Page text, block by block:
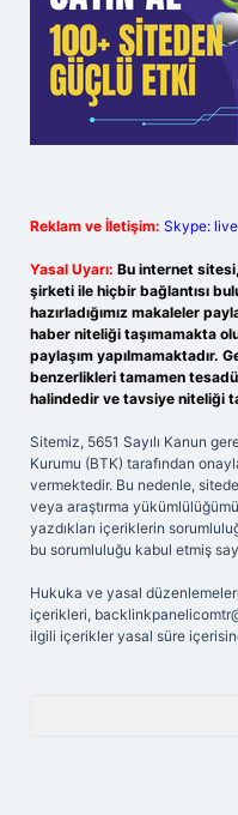
Reklam ve İletişim: Skype:
Yasal Uyarı: Bu internet
şirketi ile hiçbir bağlantısı
hazırladığımız makaleler
haber niteliği taşımamakta
paylaşım yapılmamaktadır.
benzerlikleri tamamen
halindedir ve tavsiye niteliği
Sitemiz, 5651 Sayılı Kanun
Kurumu (BTK) tarafından
vermektedir. Bu nedenle,
veya araştırma
yazdıkları içeriklerin
bu sorumluluğu kabul etmiş
Hukuka ve yasal
içerikleri,
ilgili içerikler yasal süre